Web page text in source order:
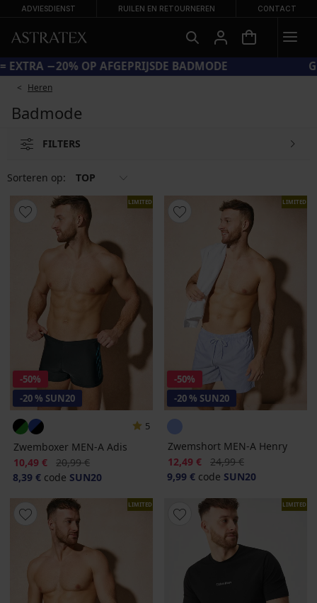
ADVIESDIENST RUILEN EN RETOURNEREN CONTACT
CODE SUN20 = EXTRA −20% OP AFGEPRIJSDE BADMODE
Heren
Badmode
FILTERS
Sorteren op: TOP
LIMITED
-50%
-20 % SUN20
5
Zwemboxer MEN-A Adis
Korting
10,49 € Oorspronkelijke prijs
20,99 €
8,39 € code SUN20
LIMITED
-50%
-20 % SUN20
Zwemshort MEN-A Henry
Korting
12,49 € Oorspronkelijke prijs
24,99 €
9,99 € code SUN20
LIMITED LIMITED